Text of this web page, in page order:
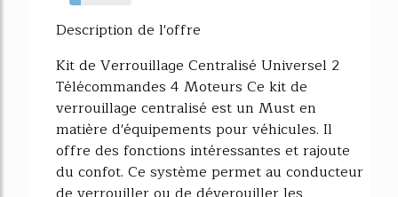
19%
Description de l'offre
Kit de Verrouillage Centralisé Universel 2
Télécommandes 4 Moteurs Ce kit de
verrouillage centralisé est un Must en
matière d'équipements pour véhicules. Il
offre des fonctions intéressantes et rajoute
du confot. Ce système permet au conducteur